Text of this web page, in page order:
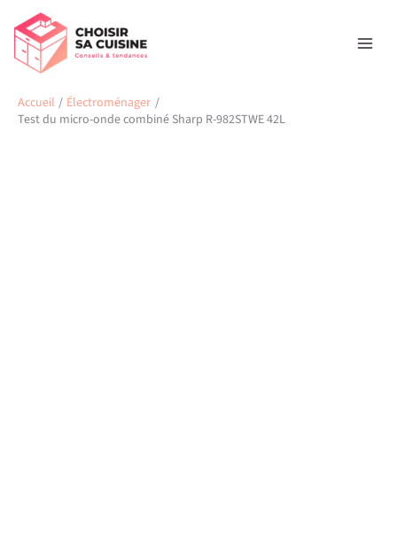
contenu
Accueil
Électroménager
Test du micro-onde combiné Sharp R-982STWE 42L
Rechercher